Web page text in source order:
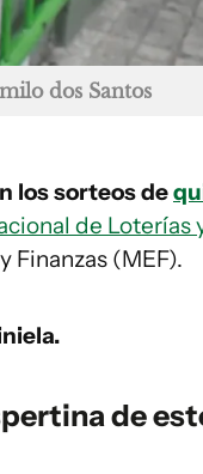
dos Santos
los sorteos de
de Loterías
Finanzas (MEF).
de